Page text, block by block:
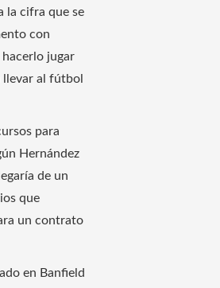
la cifra que se
con
hacerlo jugar
al fútbol
para
Hernández
de un
que
un contrato
en Banfield